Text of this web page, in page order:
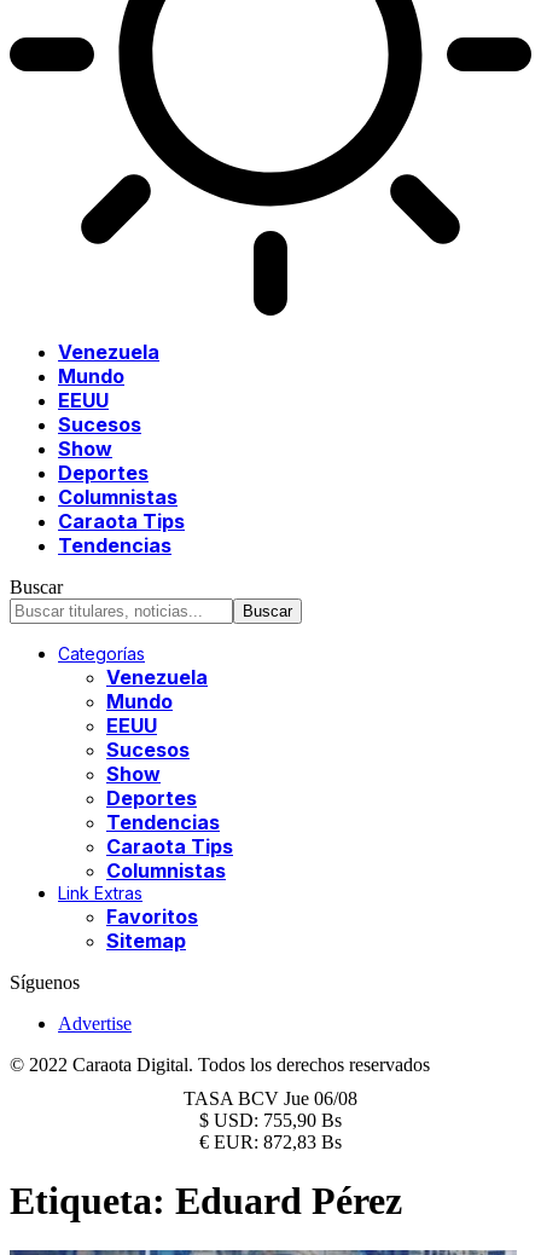
Venezuela
Mundo
EEUU
Sucesos
Show
Deportes
Columnistas
Caraota Tips
Tendencias
Buscar
Categorías
Venezuela
Mundo
EEUU
Sucesos
Show
Deportes
Tendencias
Caraota Tips
Columnistas
Link Extras
Favoritos
Sitemap
Síguenos
Advertise
© 2022 Caraota Digital. Todos los derechos reservados
TASA BCV Jue 06/08
$ USD: 755,90 Bs
€ EUR: 872,83 Bs
Etiqueta: Eduard Pérez